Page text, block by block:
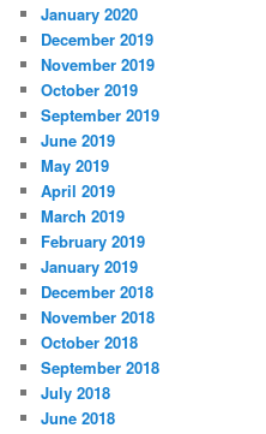
January 2020
December 2019
November 2019
October 2019
September 2019
June 2019
May 2019
April 2019
March 2019
February 2019
January 2019
December 2018
November 2018
October 2018
September 2018
July 2018
June 2018